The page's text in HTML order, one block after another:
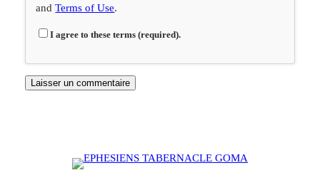
andTerms of Use.
I agree to these terms (required).